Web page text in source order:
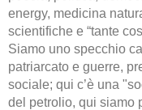
energy, medicina
scientifiche e “tante
Siamo uno specchio
patriarcato e guerre,
sociale; qui c’è una
del petrolio, qui siamo